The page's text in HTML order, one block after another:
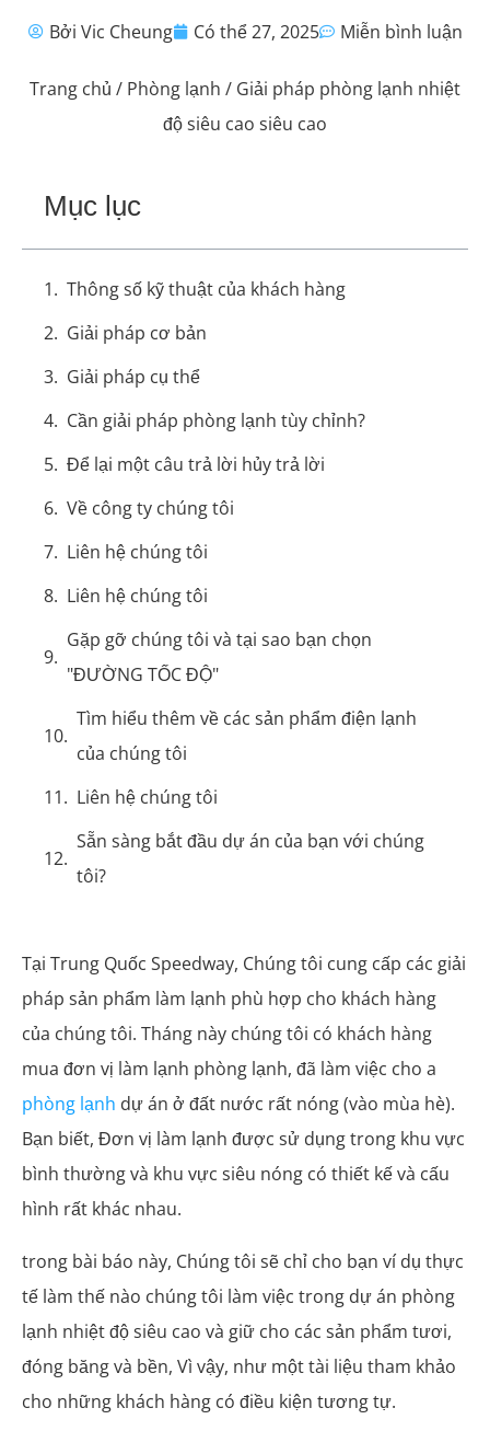
Bởi Vic Cheung Có thể 27, 2025 Miễn bình luận
Trang chủ / Phòng lạnh / Giải pháp phòng lạnh nhiệt
độ siêu cao siêu cao
Mục lục
Thông số kỹ thuật của khách hàng
Giải pháp cơ bản
Giải pháp cụ thể
Cần giải pháp phòng lạnh tùy chỉnh?
Để lại một câu trả lời hủy trả lời
Về công ty chúng tôi
Liên hệ chúng tôi
Liên hệ chúng tôi
Gặp gỡ chúng tôi và tại sao bạn chọn
"ĐƯỜNG TỐC ĐỘ"
Tìm hiểu thêm về các sản phẩm điện lạnh
của chúng tôi
Liên hệ chúng tôi
Sẵn sàng bắt đầu dự án của bạn với chúng
tôi?
Tại Trung Quốc Speedway, Chúng tôi cung cấp các giải
pháp sản phẩm làm lạnh phù hợp cho khách hàng
của chúng tôi. Tháng này chúng tôi có khách hàng
mua đơn vị làm lạnh phòng lạnh, đã làm việc cho a
phòng lạnh dự án ở đất nước rất nóng (vào mùa hè).
Bạn biết, Đơn vị làm lạnh được sử dụng trong khu vực
bình thường và khu vực siêu nóng có thiết kế và cấu
hình rất khác nhau.
trong bài báo này, Chúng tôi sẽ chỉ cho bạn ví dụ thực
tế làm thế nào chúng tôi làm việc trong dự án phòng
lạnh nhiệt độ siêu cao và giữ cho các sản phẩm tươi,
đóng băng và bền, Vì vậy, như một tài liệu tham khảo
cho những khách hàng có điều kiện tương tự.